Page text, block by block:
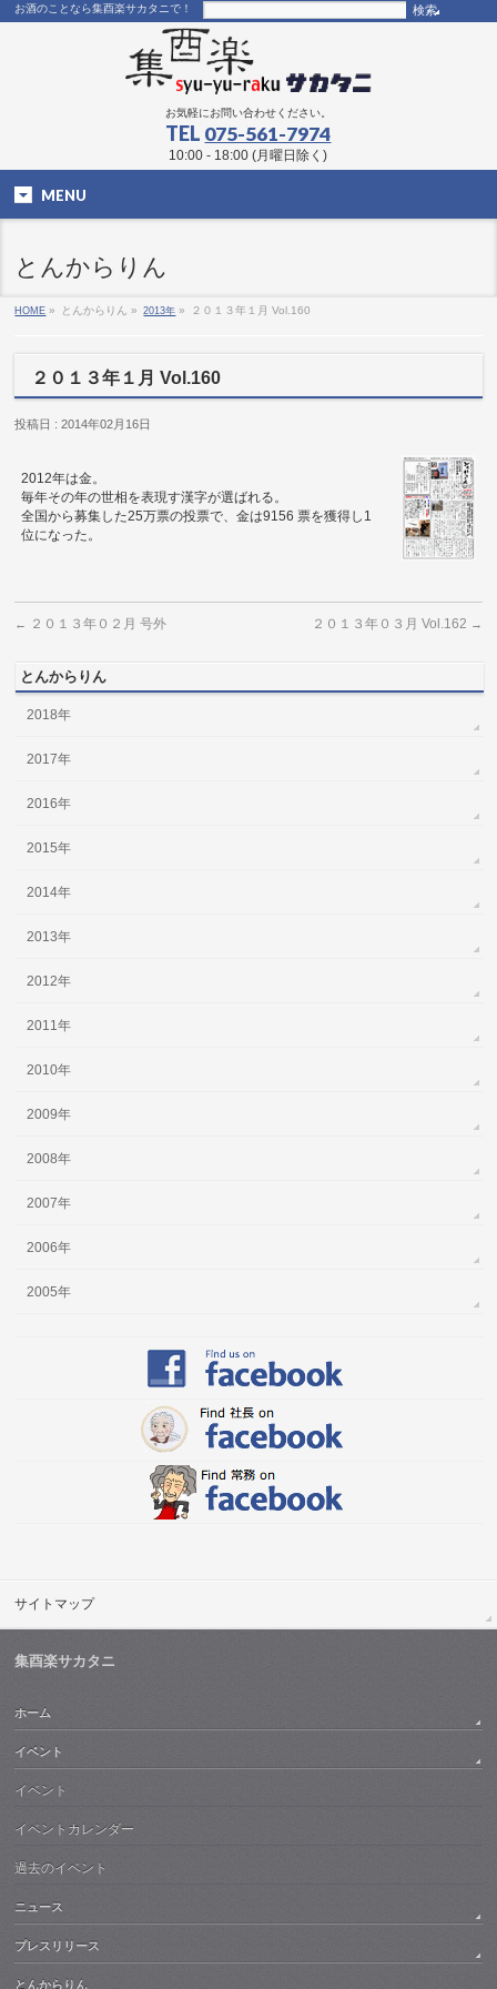
お酒のことなら集酉楽サカタニで！
お気軽にお問い合わせください。
TEL 075-561-7974
10:00 - 18:00 (月曜日除く)
MENU
とんからりん
HOME » とんからりん » 2013年 » ２０１３年１月 Vol.160
２０１３年１月 Vol.160
投稿日 : 2014年02月16日
2012年は金。
毎年その年の世相を表現す漢字が選ばれる。
全国から募集した25万票の投票で、金は9156 票を獲得し1
位になった。
← ２０１３年０２月 号外 ２０１３年０３月 Vol.162 →
とんからりん
2018年
2017年
2016年
2015年
2014年
2013年
2012年
2011年
2010年
2009年
2008年
2007年
2006年
2005年
サイトマップ
集酉楽サカタニ
ホーム
イベント
イベント
イベントカレンダー
過去のイベント
ニュース
プレスリリース
とんからりん